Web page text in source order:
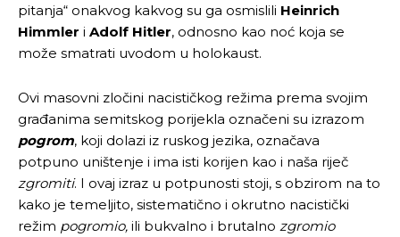
pitanja“ onakvog kakvog su ga osmislili Heinrich
Himmler i Adolf Hitler, odnosno kao noć koja se
može smatrati uvodom u holokaust.
Ovi masovni zločini nacističkog režima prema svojim
građanima semitskog porijekla označeni su izrazom
pogrom, koji dolazi iz ruskog jezika, označava
potpuno uništenje i ima isti korijen kao i naša riječ
zgromiti. I ovaj izraz u potpunosti stoji, s obzirom na to
kako je temeljito, sistematično i okrutno nacistički
režim pogromio, ili bukvalno i brutalno zgromio